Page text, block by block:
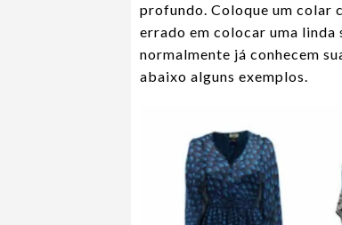
profundo. Coloque um colar
errado em colocar uma linda
normalmente já conhecem
abaixo alguns exemplos.